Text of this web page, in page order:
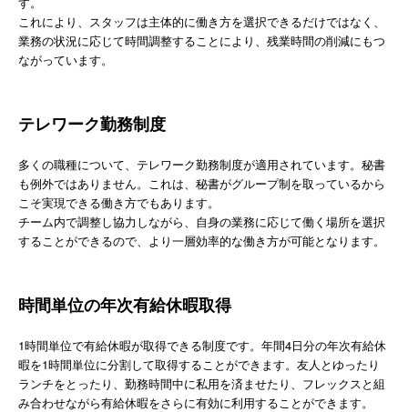
これにより、スタッフは主体的に働き方を選択できるだけではなく、
業務の状況に応じて時間調整することにより、残業時間の削減にもつ
ながっています。
テレワーク勤務制度
多くの職種について、テレワーク勤務制度が適用されています。秘書
も例外ではありません。これは、秘書がグループ制を取っているから
こそ実現できる働き方でもあります。
チーム内で調整し協力しながら、自身の業務に応じて働く場所を選択
することができるので、より一層効率的な働き方が可能となります。
時間単位の年次有給休暇取得
1時間単位で有給休暇が取得できる制度です。年間4日分の年次有給休
暇を1時間単位に分割して取得することができます。友人とゆったり
ランチをとったり、勤務時間中に私用を済ませたり、フレックスと組
み合わせながら有給休暇をさらに有効に利用することができます。